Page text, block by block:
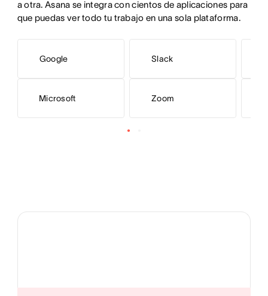
a otra. Asana se integra con cientos de aplicaciones para
que puedas ver todo tu trabajo en una sola plataforma.
Google
Microsoft
Slack
Zoom